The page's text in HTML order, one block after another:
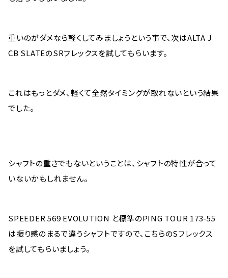
重いのがダメなら軽くしてみましょうという事で、次はALTA J
CB SLATEのSRフレックスを試してもらいます。
これはもっとダメ、軽くて全然タイミングが取れないという結果
でした。
シャフトの重さでもないということは、シャフトの特性が合って
いないかもしれません。
SPEEDER 569 EVOLUTION と標準のPING TOUR 173-55
は振り感のまるで違うシャフトですので、こちらのSフレックス
を試してもらいましょう。